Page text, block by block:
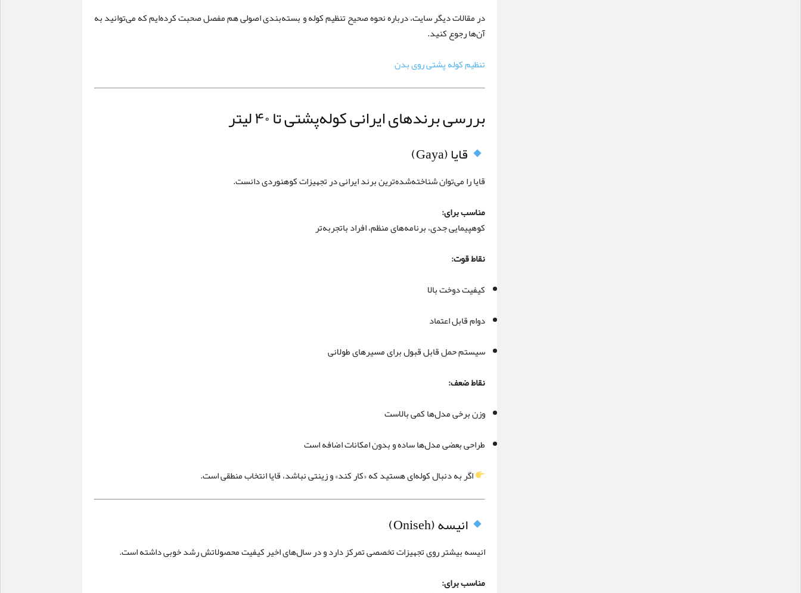
در مقالات دیگر سایت، درباره نحوه صحیح تنظیم کوله و بسته‌بندی اصولی هم مفصل صحبت کرده‌ایم که می‌توانید به
آن‌ها رجوع کنید.
تنظیم کوله پشتی روی بدن
بررسی برندهای ایرانی کوله‌پشتی تا ۴۰ لیتر
قایا (Gaya)
قایا را می‌توان شناخته‌شده‌ترین برند ایرانی در تجهیزات کوهنوردی دانست.
مناسب برای:
کوهپیمایی جدی، برنامه‌های منظم، افراد باتجربه‌تر
نقاط قوت:
کیفیت دوخت بالا
دوام قابل اعتماد
سیستم حمل قابل قبول برای مسیرهای طولانی
نقاط ضعف:
وزن برخی مدل‌ها کمی بالاست
طراحی بعضی مدل‌ها ساده و بدون امکانات اضافه است
اگر به دنبال کوله‌ای هستید که «کار کند» و زینتی نباشد، قایا انتخاب منطقی است.
انیسه (Oniseh)
انیسه بیشتر روی تجهیزات تخصصی تمرکز دارد و در سال‌های اخیر کیفیت محصولاتش رشد خوبی داشته است.
مناسب برای: